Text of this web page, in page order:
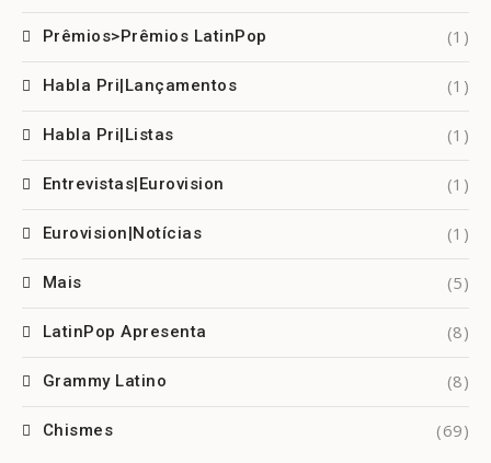
Prêmios>Prêmios LatinPop (1)
Habla Pri|Lançamentos (1)
Habla Pri|Listas (1)
Entrevistas|Eurovision (1)
Eurovision|Notícias (1)
Mais (5)
LatinPop Apresenta (8)
Grammy Latino (8)
Chismes (69)